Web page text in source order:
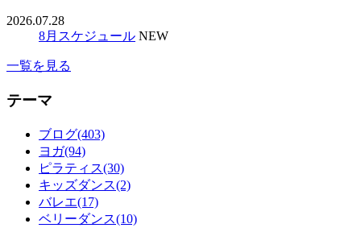
2026.07.28
8月スケジュール NEW
一覧を見る
テーマ
ブログ(403)
ヨガ(94)
ピラティス(30)
キッズダンス(2)
バレエ(17)
ベリーダンス(10)